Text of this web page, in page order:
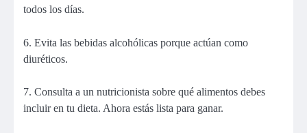
todos los días.
6. Evita las bebidas alcohólicas porque actúan como
diuréticos.
7. Consulta a un nutricionista sobre qué alimentos debes
incluir en tu dieta. Ahora estás lista para ganar.